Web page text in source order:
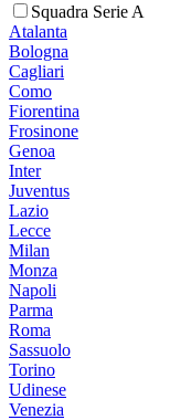
Squadra Serie A
Atalanta
Bologna
Cagliari
Como
Fiorentina
Frosinone
Genoa
Inter
Juventus
Lazio
Lecce
Milan
Monza
Napoli
Parma
Roma
Sassuolo
Torino
Udinese
Venezia